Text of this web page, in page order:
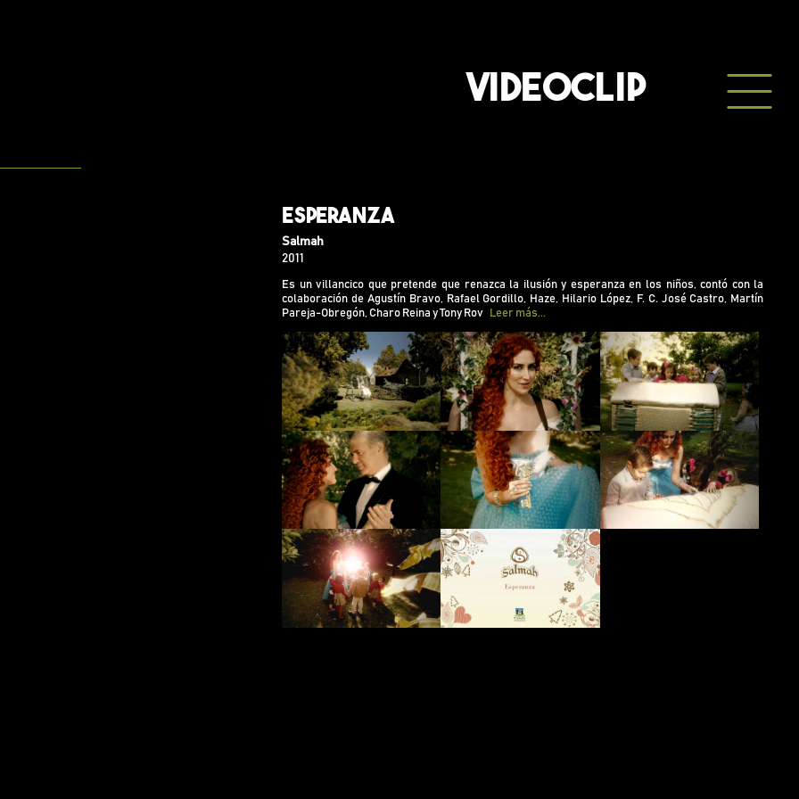
VIDEOCLIP
Esperanza
Salmah
2011
Es un villancico que pretende que renazca la ilusión y esperanza en los niños, contó con la
colaboración de Agustín Bravo, Rafael Gordillo, Haze, Hilario López, F. C. José Castro, Martín
Pareja-Obregón, Charo Reina y Tony Rov
Leer más...
Es un villancico que pretende que renazca la ilusión y esperanza en
Gordillo, Haze, Hilario López, F. C. José Castro, Martín Pareja-
Obregón, Charo Reina y Tony Rovira.